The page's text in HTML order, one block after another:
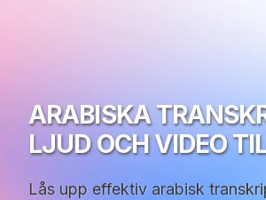
ARABISKA
LJUD OCH VIDEO
Lås upp effektiv arabisk